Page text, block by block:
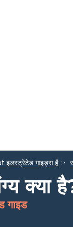
गाइड्स है
क्या
गाइड